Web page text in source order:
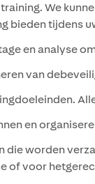
We
bieden tijdens
en analyse om
van
en
worden
of voor